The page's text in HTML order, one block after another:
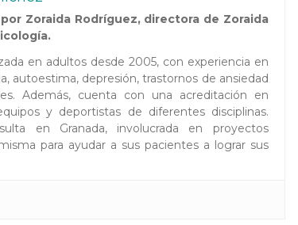
Zoraida Rodríguez, directora de Zoraida
en adultos desde 2005, con experiencia en
autoestima, depresión, trastornos de ansiedad
Además, cuenta con una acreditación en
y deportistas de diferentes disciplinas.
en Granada, involucrada en proyectos
para ayudar a sus pacientes a lograr sus